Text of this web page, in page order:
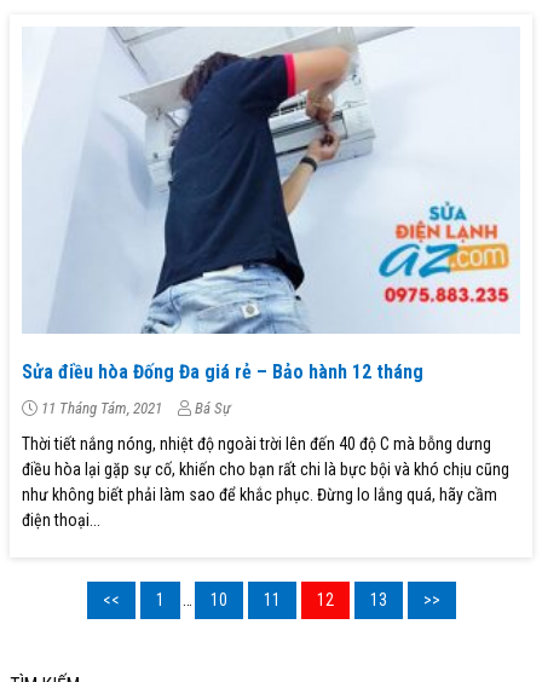
Sửa điều hòa Đống Đa giá rẻ – Bảo hành 12 tháng
11 Tháng Tám, 2021 Bá Sự
Thời tiết nắng nóng, nhiệt độ ngoài trời lên đến 40 độ C mà bỗng dưng
điều hòa lại gặp sự cố, khiến cho bạn rất chi là bực bội và khó chịu cũng
như không biết phải làm sao để khắc phục. Đừng lo lắng quá, hãy cầm
điện thoại...
<< 1 10 11 12 13 >>